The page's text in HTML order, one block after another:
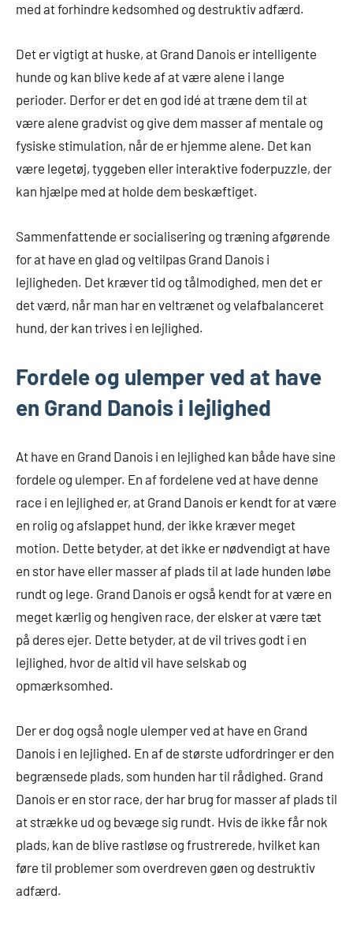
med at forhindre kedsomhed og destruktiv adfærd.
Det er vigtigt at huske, at Grand Danois er intelligente
hunde og kan blive kede af at være alene i lange
perioder. Derfor er det en god idé at træne dem til at
være alene gradvist og give dem masser af mentale og
fysiske stimulation, når de er hjemme alene. Det kan
være legetøj, tyggeben eller interaktive foderpuzzle, der
kan hjælpe med at holde dem beskæftiget.
Sammenfattende er socialisering og træning afgørende
for at have en glad og veltilpas Grand Danois i
lejligheden. Det kræver tid og tålmodighed, men det er
det værd, når man har en veltrænet og velafbalanceret
hund, der kan trives i en lejlighed.
Fordele og ulemper ved at have
en Grand Danois i lejlighed
At have en Grand Danois i en lejlighed kan både have sine
fordele og ulemper. En af fordelene ved at have denne
race i en lejlighed er, at Grand Danois er kendt for at være
en rolig og afslappet hund, der ikke kræver meget
motion. Dette betyder, at det ikke er nødvendigt at have
en stor have eller masser af plads til at lade hunden løbe
rundt og lege. Grand Danois er også kendt for at være en
meget kærlig og hengiven race, der elsker at være tæt
på deres ejer. Dette betyder, at de vil trives godt i en
lejlighed, hvor de altid vil have selskab og
opmærksomhed.
Der er dog også nogle ulemper ved at have en Grand
Danois i en lejlighed. En af de største udfordringer er den
begrænsede plads, som hunden har til rådighed. Grand
Danois er en stor race, der har brug for masser af plads til
at strække ud og bevæge sig rundt. Hvis de ikke får nok
plads, kan de blive rastløse og frustrerede, hvilket kan
føre til problemer som overdreven gøen og destruktiv
adfærd.